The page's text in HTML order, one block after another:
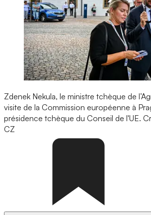
Zdenek Nekula, le ministre tchèque de
visite de la Commission européenne à
présidence tchèque du Conseil de l'UE.
CZ